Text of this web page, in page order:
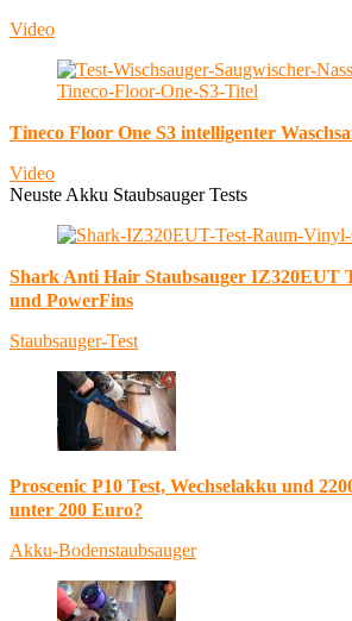
Video
Tineco Floor One S3 intelligenter
Video
Neuste Akku Staubsauger Tests
Shark Anti Hair Staubsauger IZ320EUT
und PowerFins
Staubsauger-Test
Proscenic P10 Test, Wechselakku und
unter 200 Euro?
Akku-Bodenstaubsauger